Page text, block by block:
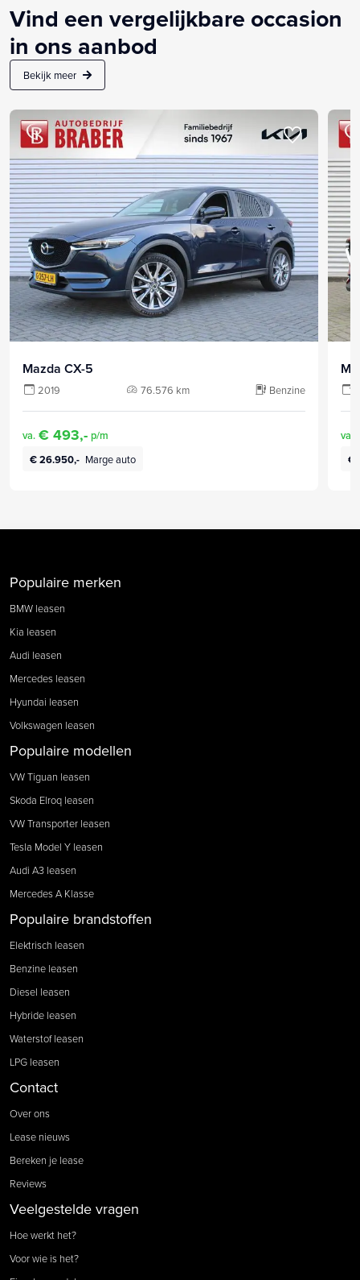
Vind een vergelijkbare occasion
in ons aanbod
Bekijk meer
Mazda CX-5
2019 76.576 km Benzine
va. € 493,- p/m
€ 26.950,- Marge auto
va.
€
Populaire merken
BMW leasen
Kia leasen
Audi leasen
Mercedes leasen
Hyundai leasen
Volkswagen leasen
Populaire modellen
VW Tiguan leasen
Skoda Elroq leasen
VW Transporter leasen
Tesla Model Y leasen
Audi A3 leasen
Mercedes A Klasse
Populaire brandstoffen
Elektrisch leasen
Benzine leasen
Diesel leasen
Hybride leasen
Waterstof leasen
LPG leasen
Contact
Over ons
Lease nieuws
Bereken je lease
Reviews
Veelgestelde vragen
Hoe werkt het?
Voor wie is het?